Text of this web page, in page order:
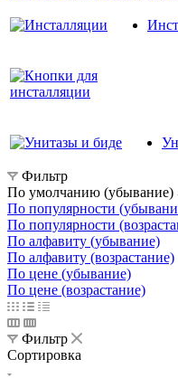
Фильтр
По умолчанию (убывание)
По популярности
По популярности
По алфавиту (убывание)
По алфавиту (возрастание)
По цене (убывание)
По цене (возрастание)
Фильтр
Сортировка